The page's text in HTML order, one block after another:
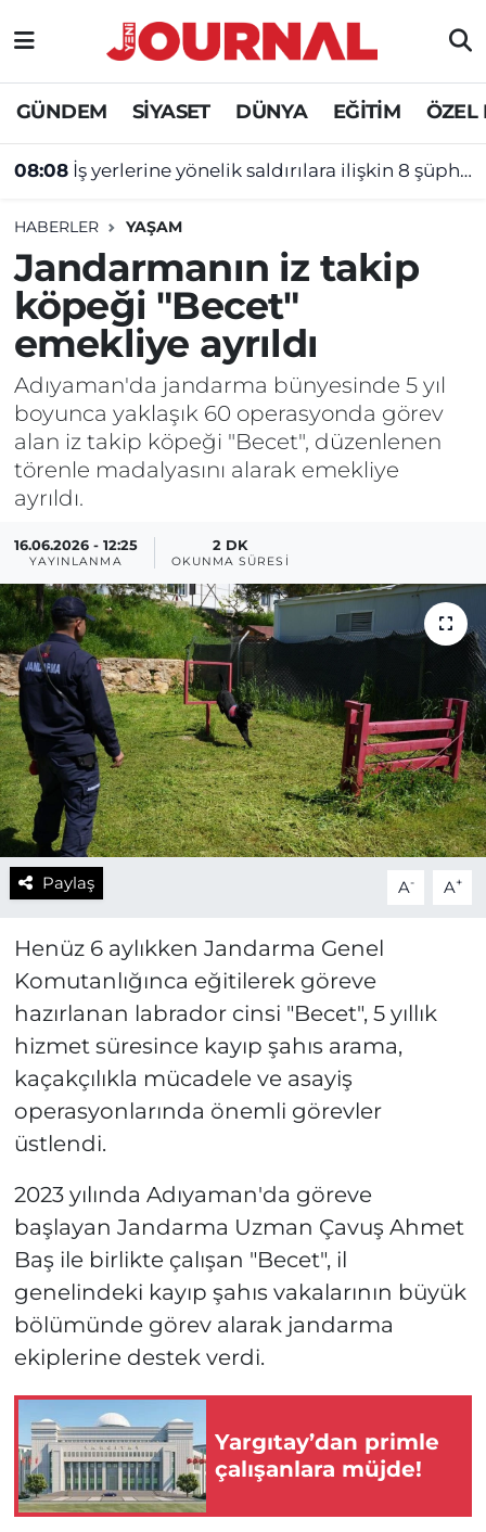
GÜNDEM SİYASET DÜNYA EĞİTİM ÖZEL
08:08 İş yerlerine yönelik saldırılara ilişkin 8 şüpheli tutuklandı
HABERLER YAŞAM
Jandarmanın iz takip
köpeği "Becet"
emekliye ayrıldı
Adıyaman'da jandarma bünyesinde 5 yıl
boyunca yaklaşık 60 operasyonda görev
alan iz takip köpeği "Becet", düzenlenen
törenle madalyasını alarak emekliye
ayrıldı.
16.06.2026 - 12:25
YAYINLANMA
2 DK
OKUNMA SÜRESI
Paylaş A- A+
Henüz 6 aylıkken Jandarma Genel
Komutanlığınca eğitilerek göreve
hazırlanan labrador cinsi "Becet", 5 yıllık
hizmet süresince kayıp şahıs arama,
kaçakçılıkla mücadele ve asayiş
operasyonlarında önemli görevler
üstlendi.
2023 yılında Adıyaman'da göreve
başlayan Jandarma Uzman Çavuş Ahmet
Baş ile birlikte çalışan "Becet", il
genelindeki kayıp şahıs vakalarının büyük
bölümünde görev alarak jandarma
ekiplerine destek verdi.
Yargıtay’dan primle
çalışanlara müjde!
GÜNDEM
SİYASET
DÜNYA
EĞİTİM
ÖZEL HABER
Nöbetçi Eczaneler
Hava Durumu
Süper Lig Puan Durumu ve Fikstür
Tüm Manşetler
Son Dakika Haberleri
Haber Arşivi